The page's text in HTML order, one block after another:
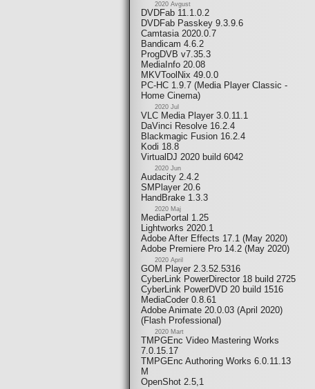
2020 Avgust
DVDFab 11.1.0.2
DVDFab Passkey 9.3.9.6
Camtasia 2020.0.7
Bandicam 4.6.2
ProgDVB v7.35.3
MediaInfo 20.08
MKVToolNix 49.0.0
PC-HC 1.9.7 (Media Player Classic -
Home Cinema)
2020 Jul
VLC Media Player 3.0.11.1
DaVinci Resolve 16.2.4
Blackmagic Fusion 16.2.4
Kodi 18.8
VirtualDJ 2020 build 6042
2020 Jun
Audacity 2.4.2
SMPlayer 20.6
HandBrake 1.3.3
2020 Maj
MediaPortal 1.25
Lightworks 2020.1
Adobe After Effects 17.1 (May 2020)
Adobe Premiere Pro 14.2 (May 2020)
2020 April
GOM Player 2.3.52.5316
CyberLink PowerDirector 18 build 2725
CyberLink PowerDVD 20 build 1516
MediaCoder 0.8.61
Adobe Animate 20.0.03 (April 2020)
(Flash Professional)
2020 Mart
TMPGEnc Video Mastering Works
7.0.15.17
TMPGEnc Authoring Works 6.0.11.13
M
OpenShot 2.5,1